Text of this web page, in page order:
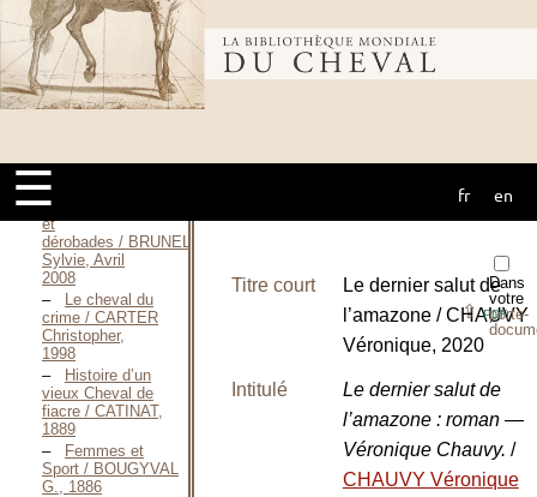
Bibliothèque
mondiale du
cheval
☰ fr en
L’Écuyère / BOURGET
Charles-Joseph-
Paul, 1921
Sans raison
apparente / BOUSQUET
Charlotte, 2017
Kay, Janvier
2008
et
dérobades / BRUNEL
Sylvie, Avril
2008
Le cheval du
crime / CARTER
Christopher,
1998
Histoire d’un
vieux Cheval de
fiacre / CATINAT,
1889
Femmes et
Sport / BOUGYVAL
G., 1886
Dans
votre
porte-
⇪PDF
Titre court
Le dernier salut de
l’amazone / CHAUVY
Véronique, 2020
Intitulé
Le dernier salut de
l’amazone : roman —
Véronique Chauvy. /
CHAUVY Véronique